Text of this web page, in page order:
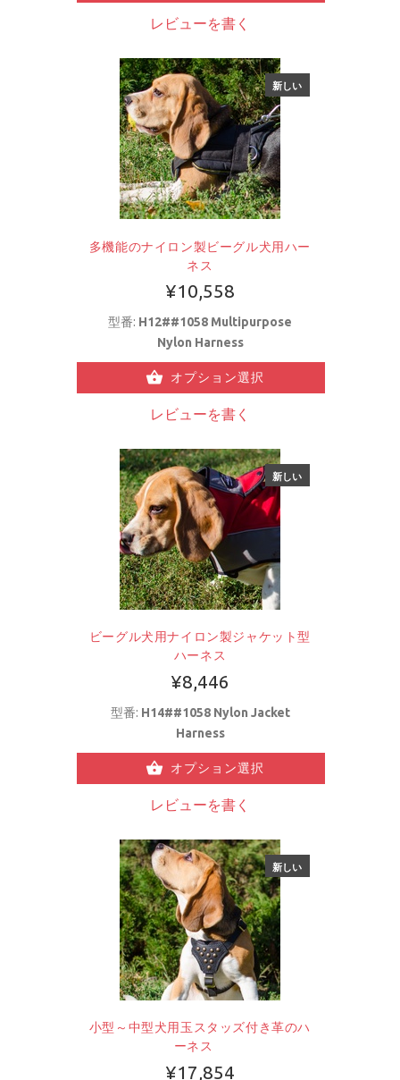
レビューを書く
新しい
多機能のナイロン製ビーグル犬用ハー
ネス
¥10,558
型番: H12##1058 Multipurpose
Nylon Harness
オプション選択
レビューを書く
新しい
ビーグル犬用ナイロン製ジャケット型
ハーネス
¥8,446
型番: H14##1058 Nylon Jacket
Harness
オプション選択
レビューを書く
新しい
小型～中型犬用玉スタッズ付き革のハ
ーネス
¥17,854